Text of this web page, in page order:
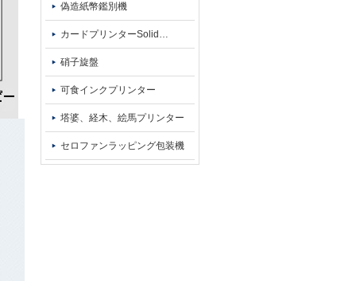
偽造紙幣鑑別機
カードプリンターSolid …
硝子旋盤
可食インクプリンター
塔婆、経木、絵馬プリンター
セロファンラッピング包装機